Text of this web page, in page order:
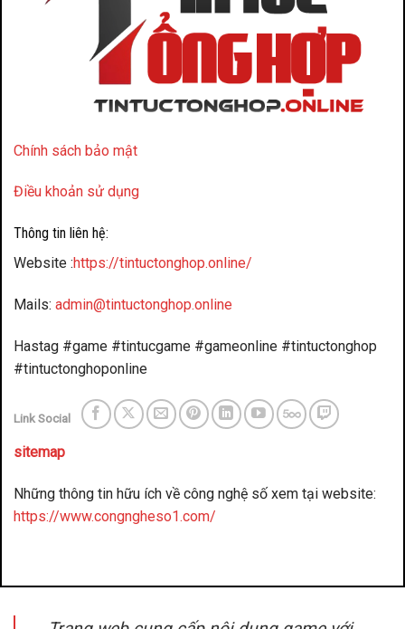
Chính sách bảo mật
Điều khoản sử dụng
Thông tin liên hệ:
Website :https://tintuctonghop.online/
Mails: admin@tintuctonghop.online
Hastag #game #tintucgame #gameonline #tintuctonghop
#tintuctonghoponline
Link Social
sitemap
Những thông tin hữu ích về công nghệ số xem tại website:
https://www.congngheso1.com/